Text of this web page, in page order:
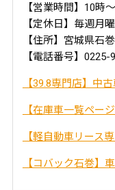
【営業時間】10時
【定休日】毎週月
【住所】宮城県石
【電話番号】0225-
【39.8専門店】中
【在庫車一覧ページ
【軽自動車リース
【コバック石巻】